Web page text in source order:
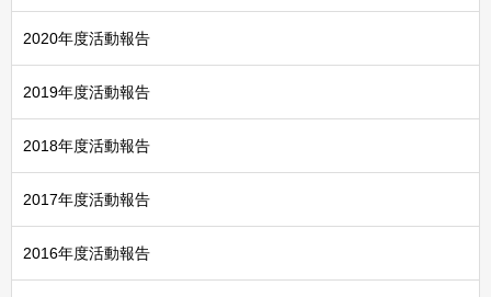
2020年度活動報告
2019年度活動報告
2018年度活動報告
2017年度活動報告
2016年度活動報告